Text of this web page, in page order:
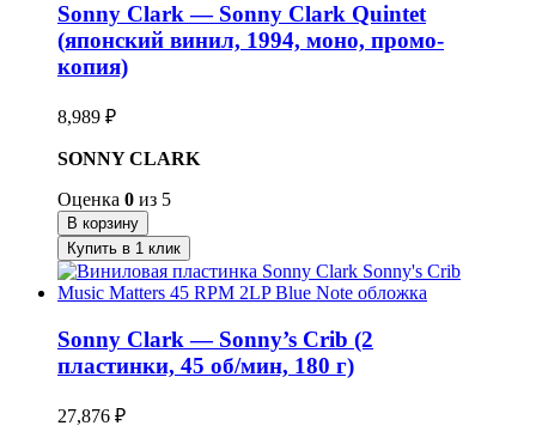
Sonny Clark — Sonny Clark Quintet
(японский винил, 1994, моно, промо-
копия)
8,989 ₽
SONNY CLARK
Оценка 0 из 5
В корзину
Купить в 1 клик
Sonny Clark — Sonny’s Crib (2
пластинки, 45 об/мин, 180 г)
27,876 ₽